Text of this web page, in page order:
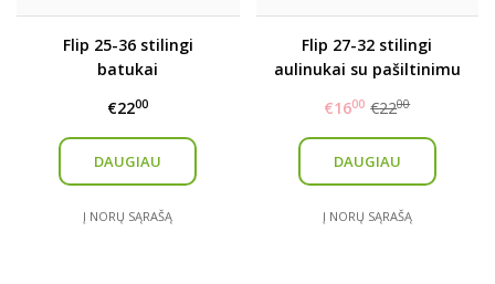
Flip 25-36 stilingi
batukai
€2200
DAUGIAU
Į NORŲ SĄRAŠĄ
Flip 27-32 stilingi
aulinukai su pašiltinimu
€1600 €2200
DAUGIAU
Į NORŲ SĄRAŠĄ